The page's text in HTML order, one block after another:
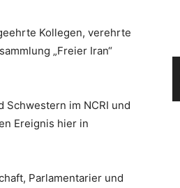
Kollegen, verehrte
„Freier Iran“
Schwestern im NCRI und
Ereignis hier in
Parlamentarier und